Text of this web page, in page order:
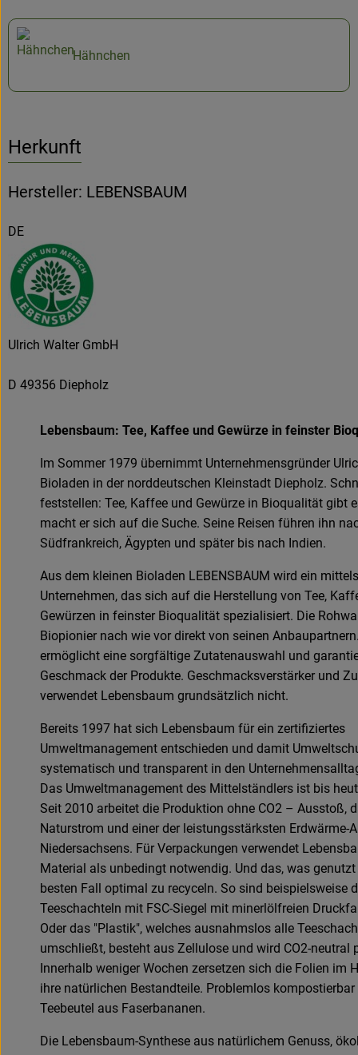
Hähnchen
Herkunft
Hersteller: LEBENSBAUM
DE
Ulrich Walter GmbH
D 49356 Diepholz
Lebensbaum: Tee, Kaffee und Gewürze in feinster
Im Sommer 1979 übernimmt Unternehmensgründer
Bioladen in der norddeutschen Kleinstadt Diepholz.
feststellen: Tee, Kaffee und Gewürze in Bioqualität gibt
macht er sich auf die Suche. Seine Reisen führen ihn
Südfrankreich, Ägypten und später bis nach Indien.
Aus dem kleinen Bioladen LEBENSBAUM wird ein
Unternehmen, das sich auf die Herstellung von Tee,
Gewürzen in feinster Bioqualität spezialisiert. Die
Biopionier nach wie vor direkt von seinen
ermöglicht eine sorgfältige Zutatenauswahl und
Geschmack der Produkte. Geschmacksverstärker und
verwendet Lebensbaum grundsätzlich nicht.
Bereits 1997 hat sich Lebensbaum für ein zertifiziertes
Umweltmanagement entschieden und damit
systematisch und transparent in den
Das Umweltmanagement des Mittelständlers ist bis
Seit 2010 arbeitet die Produktion ohne CO2 – Ausstoß,
Naturstrom und einer der leistungsstärksten Erdwärme-
Niedersachsens. Für Verpackungen verwendet
Material als unbedingt notwendig. Und das, was
besten Fall optimal zu recyceln. So sind beispielsweise
Teeschachteln mit FSC-Siegel mit minerlölfreien
Oder das "Plastik", welches ausnahmslos alle
umschließt, besteht aus Zellulose und wird CO2-neutral
Innerhalb weniger Wochen zersetzen sich die Folien im
ihre natürlichen Bestandteile. Problemlos
Teebeutel aus Faserbananen.
Die Lebensbaum-Synthese aus natürlichem Genuss,